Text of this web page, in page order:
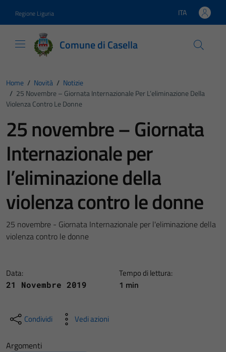
Regione Liguria Lingua attiva:
ITA
Comune di Casella
Home / Novità / Notizie
/ 25 Novembre – Giornata Internazionale Per L’eliminazione Della
Violenza Contro Le Donne
25 novembre – Giornata
Internazionale per
l’eliminazione della
violenza contro le donne
25 novembre - Giornata Internazionale per l'eliminazione della
violenza contro le donne
Data:
21 Novembre 2019
Tempo di lettura:
1 min
Condividi Vedi azioni
Argomenti